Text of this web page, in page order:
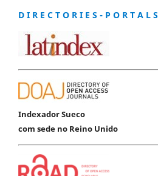
D I R E C T O R I E S - P O R T A L S
Indexador Sueco
com sede no Reino Unido